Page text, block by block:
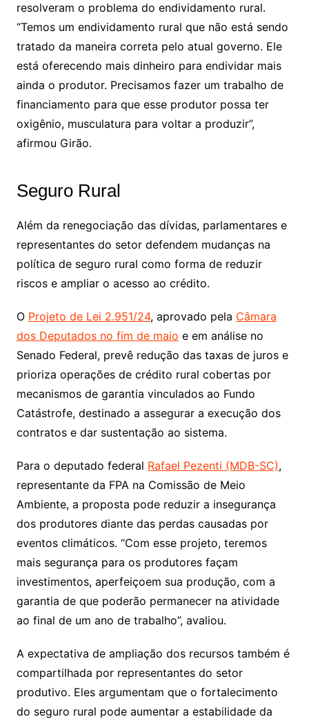
resolveram o problema do endividamento rural.
“Temos um endividamento rural que não está sendo
tratado da maneira correta pelo atual governo. Ele
está oferecendo mais dinheiro para endividar mais
ainda o produtor. Precisamos fazer um trabalho de
financiamento para que esse produtor possa ter
oxigênio, musculatura para voltar a produzir”,
afirmou Girão.
Seguro Rural
Além da renegociação das dívidas, parlamentares e
representantes do setor defendem mudanças na
política de seguro rural como forma de reduzir
riscos e ampliar o acesso ao crédito.
O Projeto de Lei 2.951/24, aprovado pela Câmara
dos Deputados no fim de maio e em análise no
Senado Federal, prevê redução das taxas de juros e
prioriza operações de crédito rural cobertas por
mecanismos de garantia vinculados ao Fundo
Catástrofe, destinado a assegurar a execução dos
contratos e dar sustentação ao sistema.
Para o deputado federal Rafael Pezenti (MDB-SC),
representante da FPA na Comissão de Meio
Ambiente, a proposta pode reduzir a insegurança
dos produtores diante das perdas causadas por
eventos climáticos. “Com esse projeto, teremos
mais segurança para os produtores façam
investimentos, aperfeiçoem sua produção, com a
garantia de que poderão permanecer na atividade
ao final de um ano de trabalho”, avaliou.
A expectativa de ampliação dos recursos também é
compartilhada por representantes do setor
produtivo. Eles argumentam que o fortalecimento
do seguro rural pode aumentar a estabilidade da